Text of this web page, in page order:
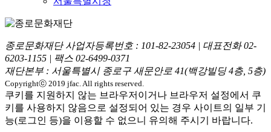
종로문화재단 사업자등록번호 : 101-82-23054 | 대표전화02-
6203-1155 | 팩스 02-6499-0371
재단본부 : 서울특별시 종로구 새문안로 41(백강빌딩 4층, 5층)
Copyrightⓒ 2019 jfac. All rights reserved.
쿠키를 지원하지 않는 브라우저이거나 브라우저 설정에서 쿠
키를 사용하지 않음으로 설정되어 있는 경우 사이트의 일부 기
능(로그인 등)을 이용할 수 없으니 유의해 주시기 바랍니다.